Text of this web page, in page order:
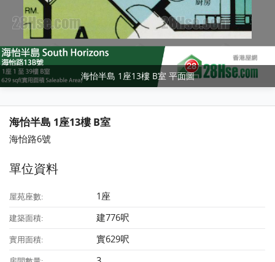
海怡半島 1座13樓 B室 平面圖
海怡半島 1座13樓 B室
海怡路6號
單位資料
屋苑座數: 1座
建築面積: 建776呎
實用面積: 實629呎